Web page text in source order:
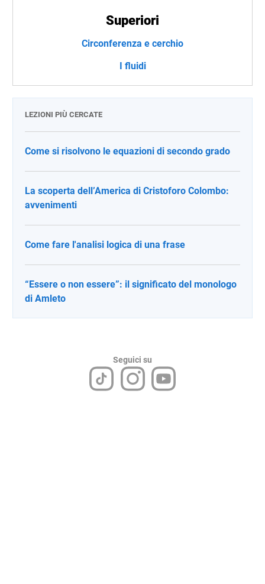
Superiori
Circonferenza e cerchio
I fluidi
LEZIONI PIÙ CERCATE
Come si risolvono le equazioni di secondo grado
La scoperta dell’America di Cristoforo Colombo:
avvenimenti
Come fare l'analisi logica di una frase
“Essere o non essere”: il significato del monologo
di Amleto
Seguici su